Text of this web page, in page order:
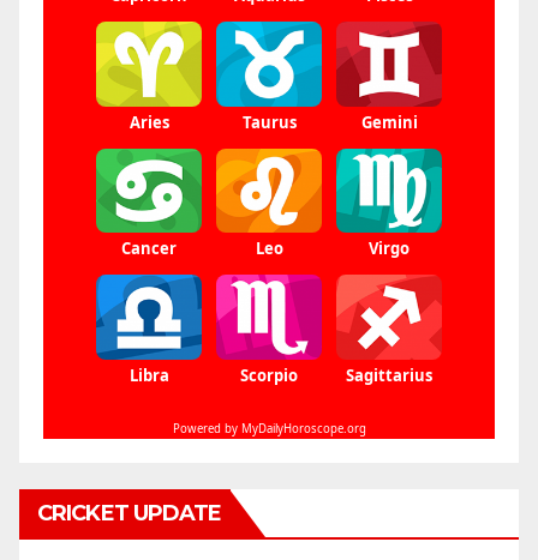
CRICKET UPDATE